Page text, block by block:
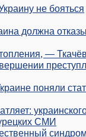
не бояться
должна
—
поняли
СМИ